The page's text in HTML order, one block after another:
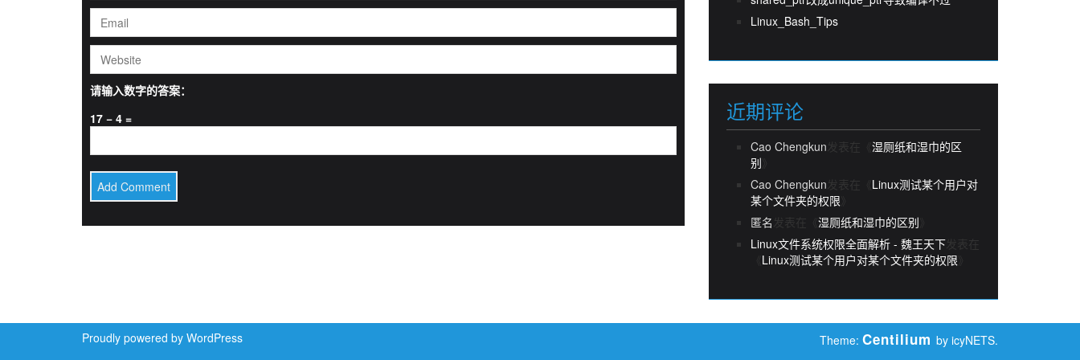
请输入数字的答案：
17 − 4 =
Linux_Bash_Tips
近期评论
Cao Chengkun发表在《 湿厕纸和湿巾的区
别
Cao Chengkun发表在《 Linux测试某个用户对
某个文件夹的权限
匿名 发表在《 湿厕纸和湿巾的区别
Linux文件系统权限全面解析 - 魏王天下发表在
Linux测试某个用户对某个文件夹的权限
Proudly powered by WordPress Theme: Centilium by icyNETS.